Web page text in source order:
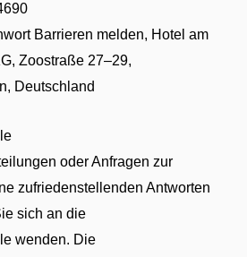
Barrieren melden, Hotel am
Zoostraße 27–29,
Deutschland
oder Anfragen zur
zufriedenstellenden Antworten
sich an die
wenden. Die